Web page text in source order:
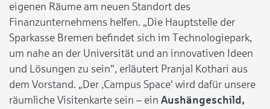
eigenen Räume am neuen Standort des
Finanzunternehmens helfen. „Die Hauptstelle der
Sparkasse Bremen befindet sich im Technologiepark,
um nahe an der Universität und an innovativen Ideen
und Lösungen zu sein“, erläutert Pranjal Kothari aus
dem Vorstand. „Der ‚Campus Space‘ wird dafür unsere
räumliche Visitenkarte sein – ein Aushängeschild,